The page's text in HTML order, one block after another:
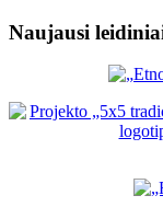
Naujausi